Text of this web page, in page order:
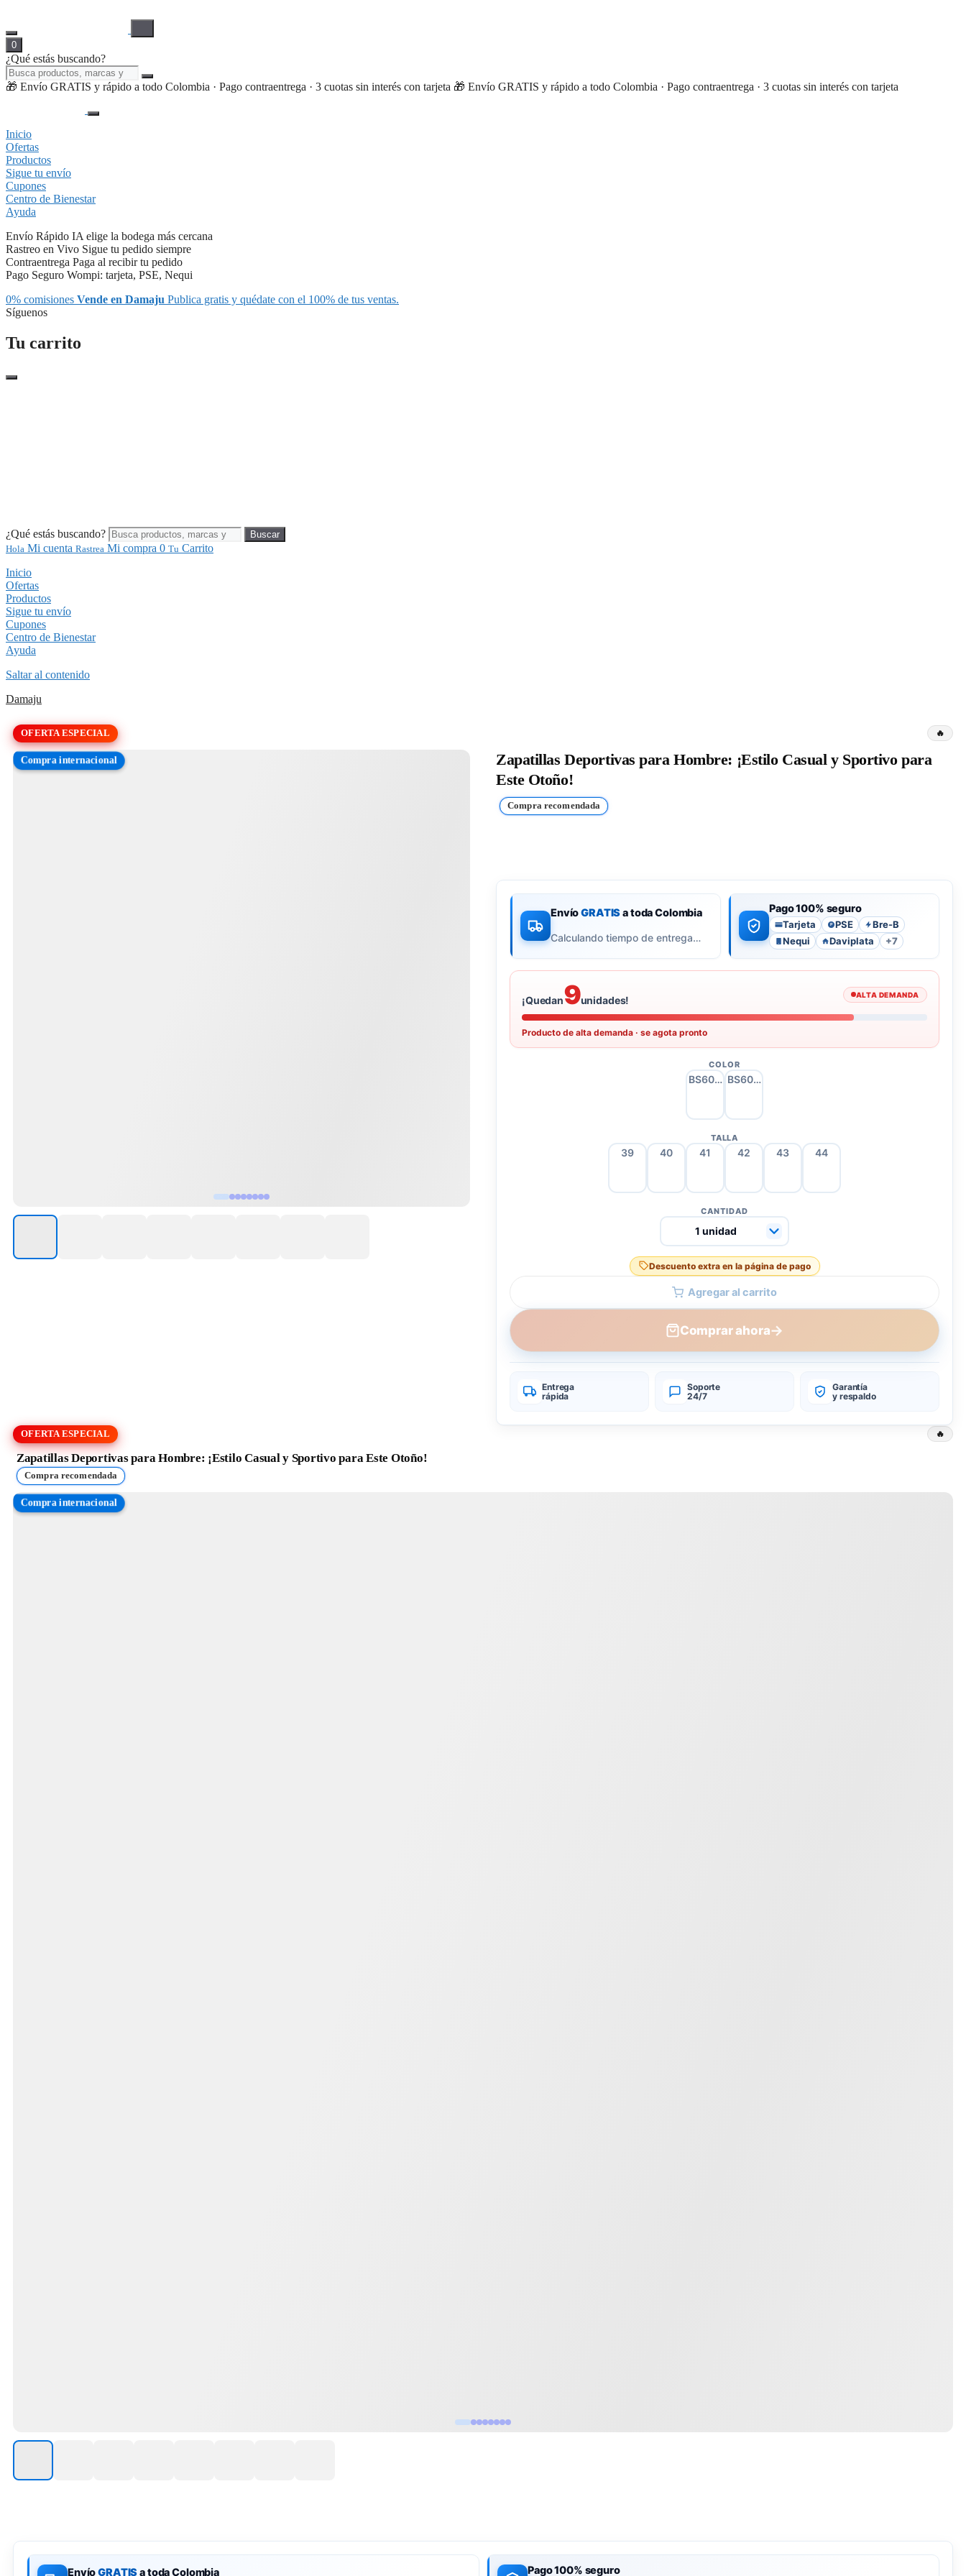
0
¿Qué estás buscando?
🎁 Envío GRATIS y rápido a todo Colombia · Pago contraentrega · 3 cuotas sin interés con tarjeta 🎁 Envío GRATIS y rápido a todo Colombia · Pago contraentrega · 3 cuotas sin interés con tarjeta
Inicio
Ofertas
Productos
Sigue tu envío
Cupones
Centro de Bienestar
Ayuda
Envío Rápido IA elige la bodega más cercana
Rastreo en Vivo Sigue tu pedido siempre
Contraentrega Paga al recibir tu pedido
Pago Seguro Wompi: tarjeta, PSE, Nequi
0% comisiones Vende en Damaju Publica gratis y quédate con el 100% de tus ventas.
Síguenos
Tu carrito
¿Qué estás buscando?
Buscar
Hola Mi cuenta Rastrea Mi compra 0 Tu Carrito
Inicio
Ofertas
Productos
Sigue tu envío
Cupones
Centro de Bienestar
Ayuda
Saltar al contenido
Damaju
OFERTA ESPECIAL
Compra internacional
Zapatillas Deportivas para Hombre: ¡Estilo Casual y Sportivo para
Este Otoño!
Compra recomendada
EnvíoGRATISa toda Colombia
Calculando tiempo de entrega…
Pago 100% seguro
Tarjeta P PSE
Bre-B
Nequi
Daviplata +7
¡Quedan9unidades! ALTA DEMANDA
Producto de alta demanda · se agota pronto
COLOR
BS6029 CaquiBS6029 Negro
TALLA
39 40 41 42 43 44
CANTIDAD
Descuento extra en la página de pago
Agregar al carrito
Comprar ahora→
Entrega
rápida
Soporte
24/7
Garantía
y respaldo
OFERTA ESPECIAL
Zapatillas Deportivas para Hombre: ¡Estilo Casual y Sportivo para Este Otoño!
Compra recomendada
Compra internacional
EnvíoGRATISa toda Colombia Pago 100% seguro